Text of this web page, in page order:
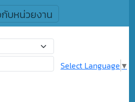
บหน่วยงาน
Select Language ▼